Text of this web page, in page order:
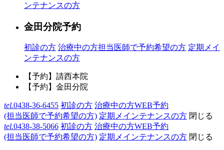
ンテナンスの方
金田分院予約
初診の方 治療中の方担当医師で予約希望の方 定期メイ
ンテナンスの方
【予約】請西本院
【予約】金田分院
tel.0438-36-6455 初診の方 治療中の方WEB予約
(担当医師で予約希望の方) 定期メインテナンスの方 閉じる
tel.0438-38-5066 初診の方 治療中の方WEB予約
(担当医師で予約希望の方) 定期メインテナンスの方 閉じる